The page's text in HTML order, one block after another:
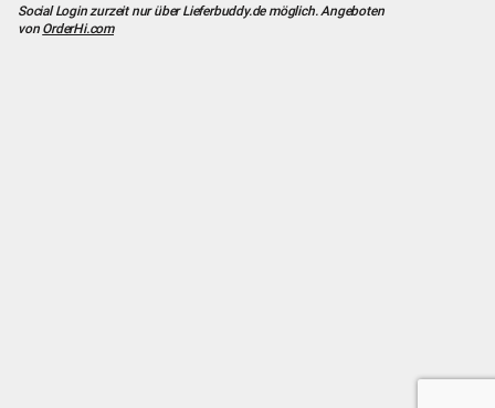
Social Login zurzeit nur überLieferbuddy.demöglich. Angeboten
vonOrderHi.com